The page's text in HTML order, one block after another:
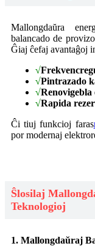
Mallongdaŭra
balancado de
Ĝiaj ĉefaj avantaĝoj
√
√Pintrazado
√Renovigebla
√Rapida
Ĉi tiuj funkcioj faras
por modernaj
Ŝlosilaj
Teknologioj
1. Mallongdaŭraj